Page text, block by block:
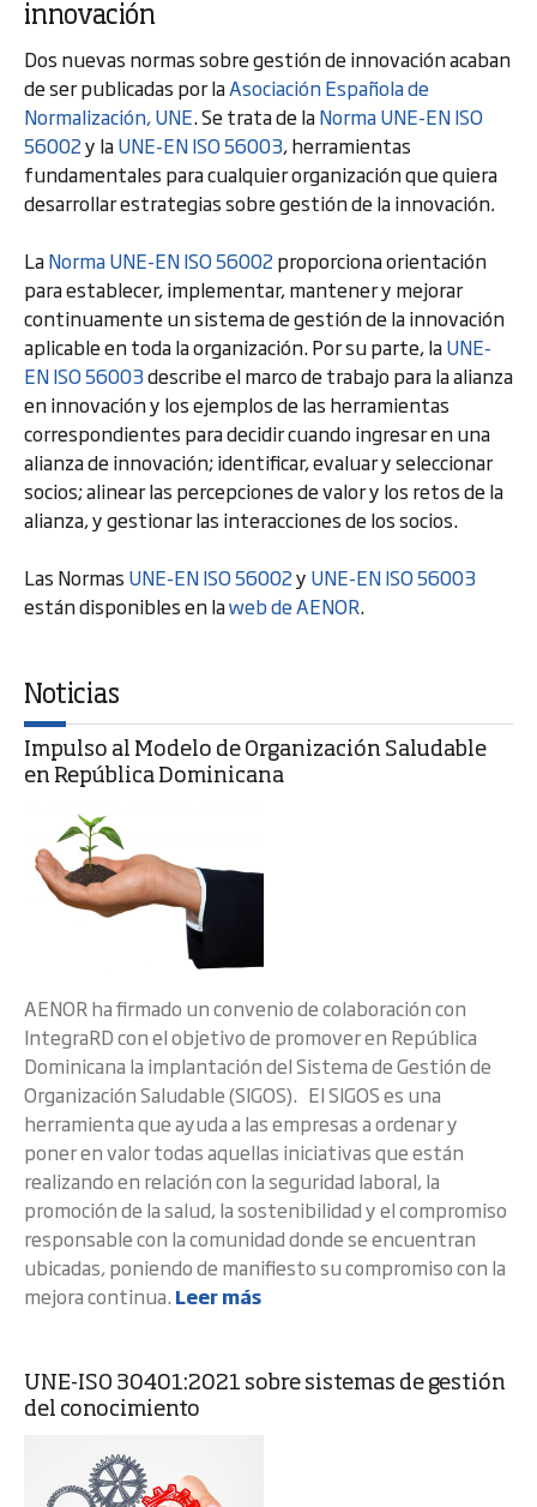
innovación
Dos nuevas normas sobre gestión de innovación acaban
de ser publicadas por laAsociación Española de
Normalización, UNE. Se trata de laNorma UNE-EN ISO
56002y laUNE-EN ISO 56003, herramientas
fundamentales para cualquier organización que quiera
desarrollar estrategias sobre gestión de la innovación.
LaNorma UNE-EN ISO 56002 proporciona orientación
para establecer, implementar, mantener y mejorar
continuamente un sistema de gestión de la innovación
aplicable en toda la organización. Por su parte, laUNE-
EN ISO 56003describe el marco de trabajo para la alianza
en innovación y los ejemplos de las herramientas
correspondientes para decidir cuando ingresar en una
alianza de innovación; identificar, evaluar y seleccionar
socios; alinear las percepciones de valor y los retos de la
alianza, y gestionar las interacciones de los socios.
Las Normas UNE-EN ISO 56002y UNE-EN ISO 56003
están disponibles en laweb de AENOR.
Noticias
Impulso al Modelo de Organización Saludable
en República Dominicana
AENOR ha firmado un convenio de colaboración con
IntegraRD con el objetivo de promover en República
Dominicana la implantación del Sistema de Gestión de
Organización Saludable (SIGOS). El SIGOS es una
herramienta que ayuda a las empresas a ordenar y
poner en valor todas aquellas iniciativas que están
realizando en relación con la seguridad laboral, la
promoción de la salud, la sostenibilidad y el compromiso
responsable con la comunidad donde se encuentran
ubicadas, poniendo de manifiesto su compromiso con la
mejora continua. Leer más
UNE-ISO 30401:2021 sobre sistemas de gestión
del conocimiento